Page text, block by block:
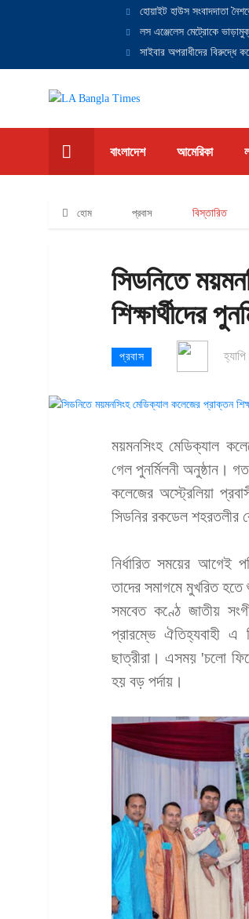
হোয়াইট হাউস সংবাদদাতা
লস এঞ্জেলেস মেট্রোকে
সাইবার অপরাধীদের বিরুদ্ধে
বাংলাদেশ আমেরিকা
হোম প্রবাস বিস্তারিত
সিডনিতে
শিক্ষার্থীদের
প্রবাস
ময়মনসিংহ মেডিক্যাল
গেল পুনর্মিলনী অনুষ্ঠান।
কলেজের অস্ট্রেলিয়া
সিডনির রকডেল শহরতলীর
নির্ধারিত সময়ের আগেই
তাদের সমাগমে মুখরিত
সমবেত কণ্ঠে জাতীয়
প্রারম্ভে ঐতিহ্যবাহী এ
ছাত্রীরা। এসময় 'চলো
হয় বড় পর্দায়।